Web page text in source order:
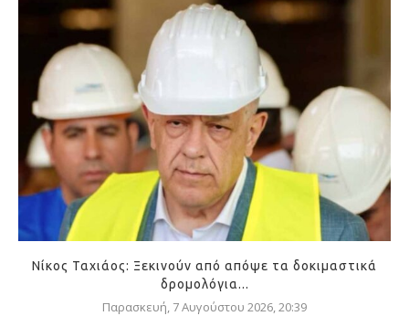
Νίκος Ταχιάος: Ξεκινούν από απόψε τα δοκιμαστικά
δρομολόγια...
Παρασκευή, 7 Αυγούστου 2026, 20:39